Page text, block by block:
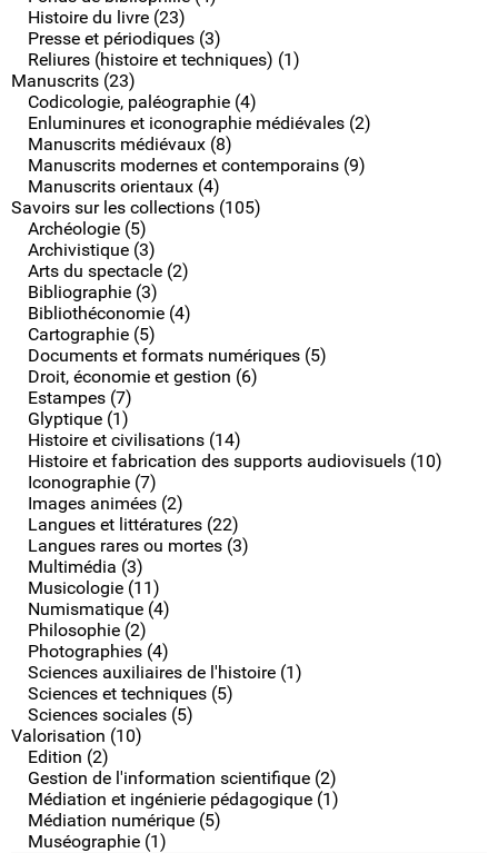
Histoire du livre (23)
Presse et périodiques (3)
Reliures (histoire et techniques) (1)
Manuscrits (23)
Codicologie, paléographie (4)
Enluminures et iconographie médiévales (2)
Manuscrits médiévaux (8)
Manuscrits modernes et contemporains (9)
Manuscrits orientaux (4)
Savoirs sur les collections (105)
Archéologie (5)
Archivistique (3)
Arts du spectacle (2)
Bibliographie (3)
Bibliothéconomie (4)
Cartographie (5)
Documents et formats numériques (5)
Droit, économie et gestion (6)
Estampes (7)
Glyptique (1)
Histoire et civilisations (14)
Histoire et fabrication des supports audiovisuels (10)
Iconographie (7)
Images animées (2)
Langues et littératures (22)
Langues rares ou mortes (3)
Multimédia (3)
Musicologie (11)
Numismatique (4)
Philosophie (2)
Photographies (4)
Sciences auxiliaires de l'histoire (1)
Sciences et techniques (5)
Sciences sociales (5)
Valorisation (10)
Edition (2)
Gestion de l'information scientifique (2)
Médiation et ingénierie pédagogique (1)
Médiation numérique (5)
Muséographie (1)